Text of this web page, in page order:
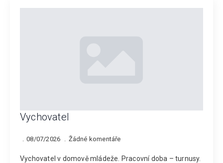
Vychovatel
08/07/2026 Žádné komentáře
Vychovatel v domově mládeže. Pracovní doba – turnusy.